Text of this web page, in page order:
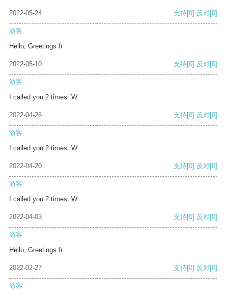
2022-05-24 支持[0] 反对[0]
游客
Hello, Greetings fr
2022-05-10 支持[0] 反对[0]
游客
I called you 2 times. W
2022-04-26 支持[0] 反对[0]
游客
I called you 2 times. W
2022-04-20 支持[0] 反对[0]
游客
I called you 2 times. W
2022-04-03 支持[0] 反对[0]
游客
Hello, Greetings fr
2022-02-27 支持[0] 反对[0]
游客